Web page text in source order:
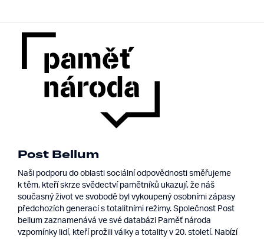
Post Bellum
Naši podporu do oblasti sociální odpovědnosti směřujeme
k těm, kteří skrze svědectví pamětníků ukazují, že náš
současný život ve svobodě byl vykoupený osobními zápasy
předchozích generací s totalitními režimy. Společnost Post
bellum zaznamenává ve své databázi Paměť národa
vzpomínky lidí, kteří prožili války a totality v 20. století. Nabízí